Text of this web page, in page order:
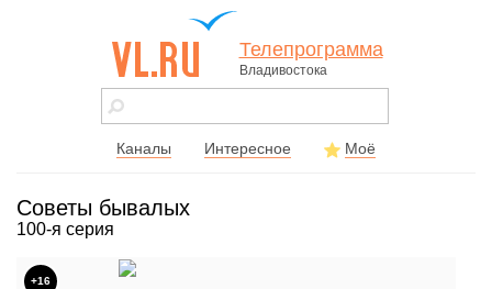
vl.ru - сайт
города
Телепрограмма
Владивостока
Каналы Интересное Моё
Советы бывалых
100-я серия
+16